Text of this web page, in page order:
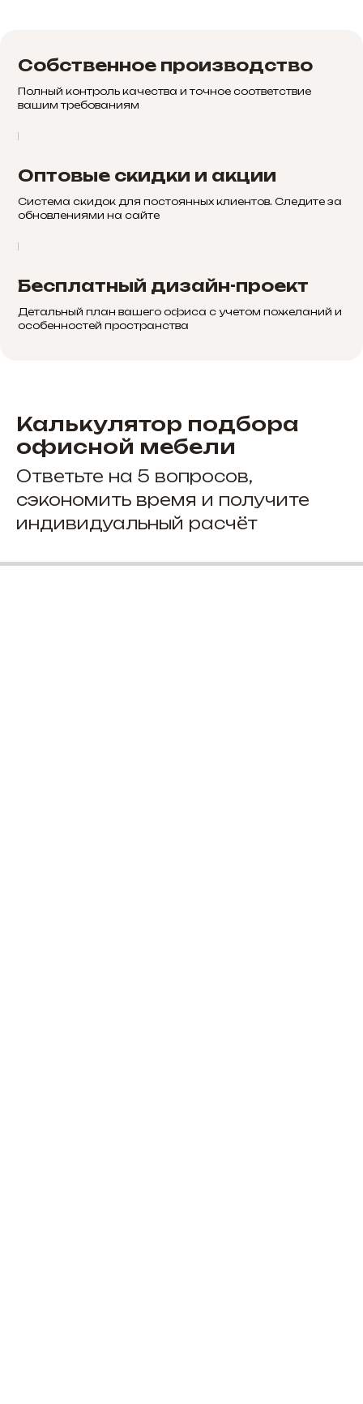
Собственное производство
Полный контроль качества и точное соответствие
вашим требованиям
Оптовые скидки и акции
Система скидок для постоянных клиентов. Следите за
обновлениями на сайте
Бесплатный дизайн-проект
Детальный план вашего офиса с учетом пожеланий и
особенностей пространства
Калькулятор подбора
офисной мебели
Ответьте на 5 вопросов,
сэкономить время и получите
индивидуальный расчёт